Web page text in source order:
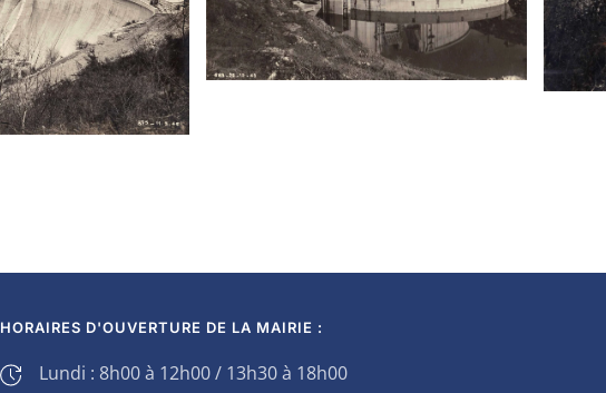
HORAIRES D'OUVERTURE DE LA MAIRIE :
Lundi : 8h00 à 12h00 / 13h30 à 18h00